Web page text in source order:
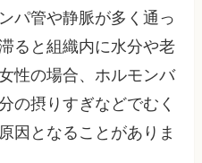
パ管や静脈が多く通っ
ると組織内に水分や老
性の場合、ホルモンバ
の摂りすぎなどでむく
因となることがありま